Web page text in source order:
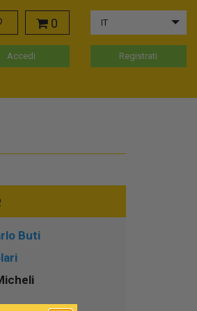
0 IT
Accedi Registrati
Buti